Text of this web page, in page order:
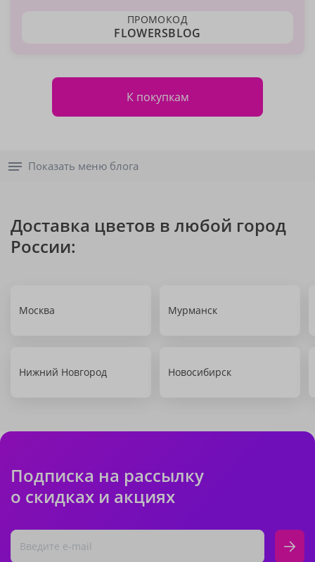
ПРОМОКОД
FLOWERSBLOG
К покупкам
Показать меню блога
Доставка цветов в любой город
России:
Москва Мурманск
Нижний Новгород Новосибирск
Подписка на рассылку
о скидках и акциях